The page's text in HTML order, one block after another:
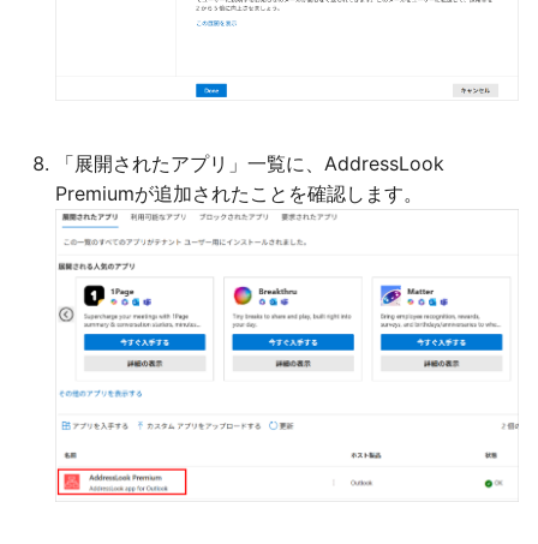
「展開されたアプリ」一覧に、AddressLook
Premiumが追加されたことを確認します。